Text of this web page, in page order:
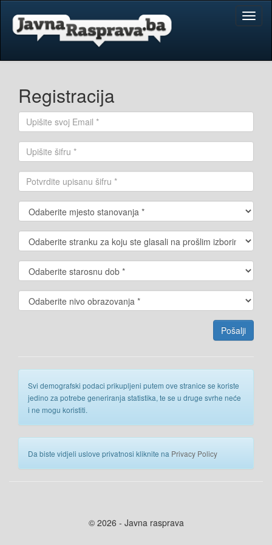
Registracija
Svi demografski podaci prikupljeni putem ove stranice se koriste
jedino za potrebe generiranja statistika, te se u druge svrhe neće
i ne mogu koristiti.
Da biste vidjeli uslove privatnosi kliknite na Privacy Policy
© 2026 - Javna rasprava